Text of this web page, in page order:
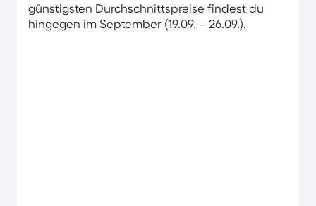
günstigsten Durchschnittspreise findest du
hingegen im September (19.09. – 26.09.).